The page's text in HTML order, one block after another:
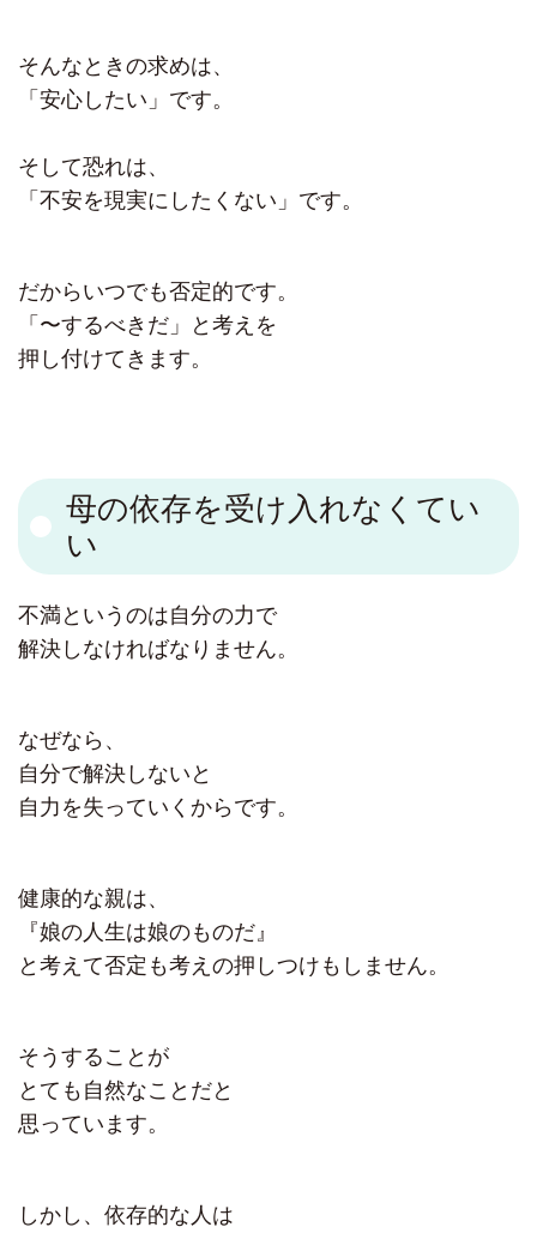
そんなときの求めは、
「安心したい」です。
そして恐れは、
「不安を現実にしたくない」です。
だからいつでも否定的です。
「〜するべきだ」と考えを
押し付けてきます。
母の依存を受け入れなくてい
い
不満というのは自分の力で
解決しなければなりません。
なぜなら、
自分で解決しないと
自力を失っていくからです。
健康的な親は、
『娘の人生は娘のものだ』
と考えて否定も考えの押しつけもしません。
そうすることが
とても自然なことだと
思っています。
しかし、依存的な人は